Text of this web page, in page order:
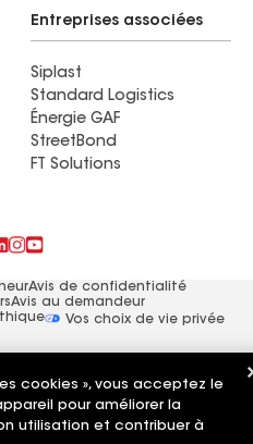
Entreprises associées
Siplast
Standard Logistics
Énergie GAF
StreetBond
FT Solutions
Avis de confidentialité
Avis au demandeur
Vos choix de vie privée
cookies », vous acceptez le
pour améliorer la
utilisation et contribuer à